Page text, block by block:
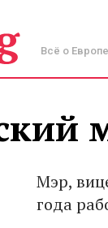
Всё о Европе
Мэр,
года